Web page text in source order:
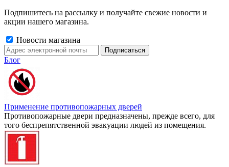
Подпишитесь на рассылку и получайте свежие новости и
акции нашего магазина.
Новости магазина
Блог
Применение противопожарных дверей
Противопожарные двери предназначены, прежде всего, для
того беспрепятственной эвакуации людей из помещения.